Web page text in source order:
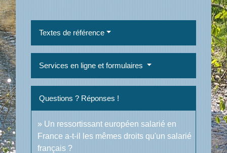
Textes de référence
Services en ligne et formulaires
Questions ? Réponses !
Un ressortissant européen salarié en
France a-t-il les mêmes droits qu'un salarié
français ?